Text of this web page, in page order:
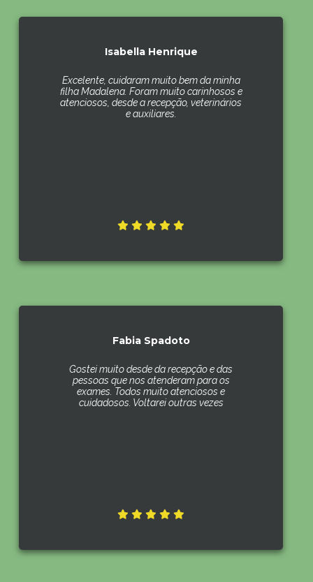
Isabella Henrique
Excelente, cuidaram muito bem da minha
filha Madalena. Foram muito carinhosos e
atenciosos, desde a recepção, veterinários
e auxiliares.
Fabia Spadoto
Gostei muito desde da recepção e das
pessoas que nos atenderam para os
exames. Todos muito atenciosos e
cuidadosos. Voltarei outras vezes